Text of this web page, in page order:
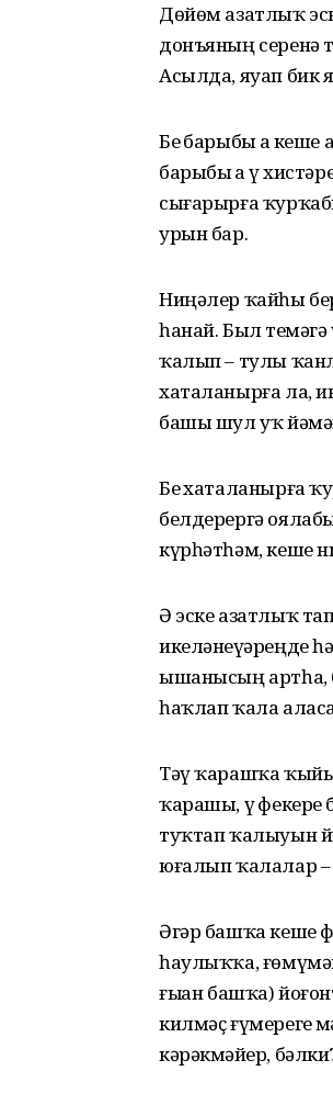
Дөйөм азатлыҡ
донъяның серенә
Асылда, яуап бик
Беҙ барыбыҙ ҙа
барыбыҙ ҙа үҙ
сығарырға
урын бар.
Ниңәлер ҡайһы
һанай. Был
ҡалып – тулы
хаталанырға ла,
башы шул уҡ
Беҙ хаталанырға
белдерергә
күрһәтһәм, кеше ни
Ә эске азатлыҡ
икеләнеүҙәреңде
ышаны­сың артһа,
һаҡлап ҡала
Тәү ҡарашҡа
ҡарашы, үҙ
туҡтап ҡалы­уын
юғалып ҡалалар –
Әгәр башҡа кеше
һаулыҡҡа,
ғыҙҙан башҡа)
килмәҫ ғүмерегеҙ
кәрәкмәйҙер,